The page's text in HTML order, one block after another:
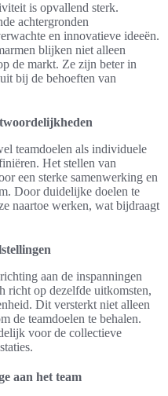
is opvallend sterk.
achtergronden
en innovatieve ideeën.
blijken niet alleen
de markt. Ze zijn beter in
bij de behoeften van
teamdoelen als individuele
Het stellen van
een sterke samenwerking en
Door duidelijke doelen te
naartoe werken, wat bijdraagt
aan de inspanningen
richt op dezelfde uitkomsten,
Dit versterkt niet alleen
de teamdoelen te behalen.
voor de collectieve
aan het team